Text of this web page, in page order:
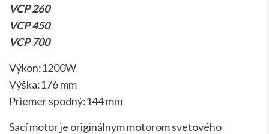
VCP 260
VCP 450
VCP 700
Výkon:1200W
Výška:176 mm
Priemer spodný:144 mm
Sací motor je originálnym motorom svetového